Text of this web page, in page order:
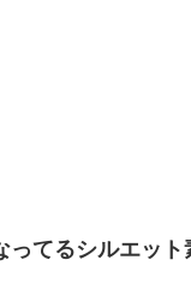
ってるシルエッ